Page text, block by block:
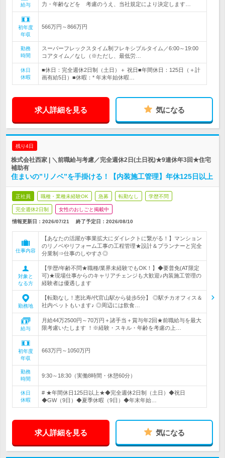
給与
力・年齢などを 考慮のうえ、当社規定により決定します…
初年度
年収
566万円～866万円
勤務
時間
スーパーフレックスタイム制フレキシブルタイム／6:00～19:00
コアタイム／なし（※ただし、最低労…
休日
休暇
■休日：完全週休2日制（土日）＋ 祝日■年間休日：125日（＋計
画有給5日）■休暇：* 年末年始休暇…
求人詳細を見る 気になる
残り4日
株式会社西家 | ＼前職給与考慮／完全週休2日(土日祝)★9連休年3回★住宅
補助有
住まいの”リノベ”を手掛ける！【内装施工管理】年休125日以上
正社員 職種・業種未経験OK 急募 転勤なし 学歴不問
完全週休2日制 女性のおしごと掲載中
情報更新日：2026/07/21 終了予定日： 2026/08/10
仕事内容
【あなたの活躍が事業拡大にダイレクトに繋がる！】マンション
のリノベやリフォーム工事の工程管理★設計＆プランナーと完全
分業制⇒仕事のしやすさ◎
対象と
なる方
【学歴/年齢不問★職種/業界未経験でもOK！】◆要普免(AT限定
可)★現場仕事からのキャリアチェンジも大歓迎♪内装施工管理の
経験者は優遇します
勤務地
【転勤なし！恵比寿/代官山駅から徒歩5分】 ◎駅チカオフィス＆
社内ペットもいます♪ ◎周辺には飲食…
給与
月給44万2500円～70万円＋諸手当＋賞与年2回★前職給与を最大
限考慮いたします ！※経験・スキル・年齢を考慮の上…
初年度
年収
663万円～1050万円
勤務
時間
9:30～18:30（実働8時間・休憩60分）
休日
休暇
# ★年間休日125日以上★◆完全週休2日制（土日）◆祝日
◆GW（9日）◆夏季休暇（9日）◆年末年始…
求人詳細を見る 気になる